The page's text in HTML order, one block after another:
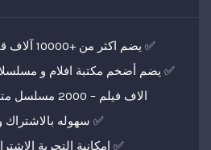
✅ يضم اكثر من +10000 آلاف قناة بجودة عالية 4k
الاف فيلم – 2000 مسلسل مترجم وتحدث يوميا
✅ سهوله بالاشتراك
✅ امكانية التجربة